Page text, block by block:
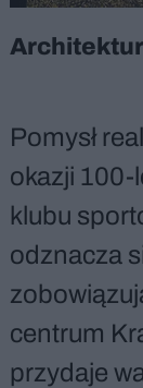
Pomysł
okazji 100-
klubu
odznacza
centrum
przydaje